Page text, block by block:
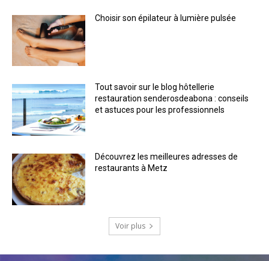
Choisir son épilateur à lumière pulsée
Tout savoir sur le blog hôtellerie
restauration senderosdeabona : conseils
et astuces pour les professionnels
Découvrez les meilleures adresses de
restaurants à Metz
Voir plus